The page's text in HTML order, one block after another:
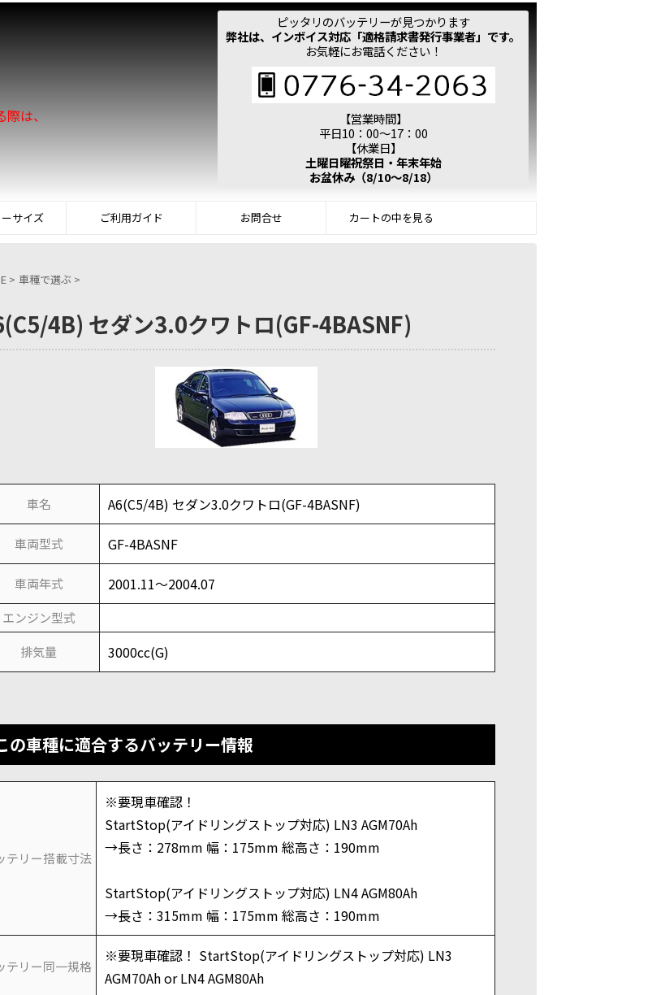
は、
ピッタリのバッテリーが見つかります
弊社は、インボイス対応「適格請求書発行事業者」です。
お気軽にお電話ください！
【営業時間】
平日10：00～17：00
【休業日】
土曜日曜祝祭日・年末年始
お盆休み（8/10～8/18）
サイズ ご利用ガイド お問合せ カートの中を見る
> 車種で選ぶ >
4B) セダン3.0クワトロ(GF-4BASNF)
車名 A6(C5/4B) セダン3.0クワトロ(GF-4BASNF)
車両型式 GF-4BASNF
車両年式 2001.11～2004.07
エンジン型式
排気量
3000cc(G)
の車種に適合するバッテリー情報
テリー搭載寸法
※要現車確認！
StartStop(アイドリングストップ対応) LN3 AGM70Ah
→長さ：278mm 幅：175mm 総高さ：190mm
StartStop(アイドリングストップ対応) LN4 AGM80Ah
→長さ：315mm 幅：175mm 総高さ：190mm
テリー同一規格
※要現車確認！ StartStop(アイドリングストップ対応) LN3
AGM70Ah or LN4 AGM80Ah